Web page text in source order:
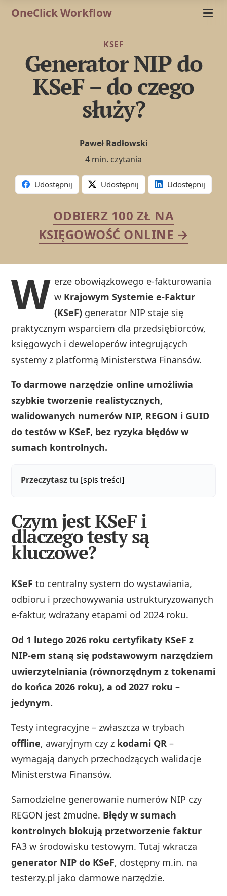
OneClick Workflow
KSEF
Generator NIP do
KSeF – do czego
służy?
Paweł Radłowski
4 min. czytania
Udostępnij Udostępnij Udostępnij
ODBIERZ 100 ZŁ NA
KSIĘGOWOŚĆ ONLINE →
W erze obowiązkowego e‑fakturowania
w Krajowym Systemie e‑Faktur
(KSeF) generator NIP staje się
praktycznym wsparciem dla przedsiębiorców,
księgowych i deweloperów integrujących
systemy z platformą Ministerstwa Finansów.
To darmowe narzędzie online umożliwia
szybkie tworzenie realistycznych,
walidowanych numerów NIP, REGON i GUID
do testów w KSeF, bez ryzyka błędów w
sumach kontrolnych.
Przeczytasz tu [spis treści]
Czym jest KSeF i
dlaczego testy są
kluczowe?
KSeF to centralny system do wystawiania,
odbioru i przechowywania ustrukturyzowanych
e‑faktur, wdrażany etapami od 2024 roku.
Od 1 lutego 2026 roku certyfikaty KSeF z
NIP‑em staną się podstawowym narzędziem
uwierzytelniania (równorzędnym z tokenami
do końca 2026 roku), a od 2027 roku –
jedynym.
Testy integracyjne – zwłaszcza w trybach
offline, awaryjnym czy z kodami QR –
wymagają danych przechodzących walidacje
Ministerstwa Finansów.
Samodzielne generowanie numerów NIP czy
REGON jest żmudne. Błędy w sumach
kontrolnych blokują przetworzenie faktur
FA3 w środowisku testowym. Tutaj wkracza
generator NIP do KSeF, dostępny m.in. na
testerzy.pl jako darmowe narzędzie.